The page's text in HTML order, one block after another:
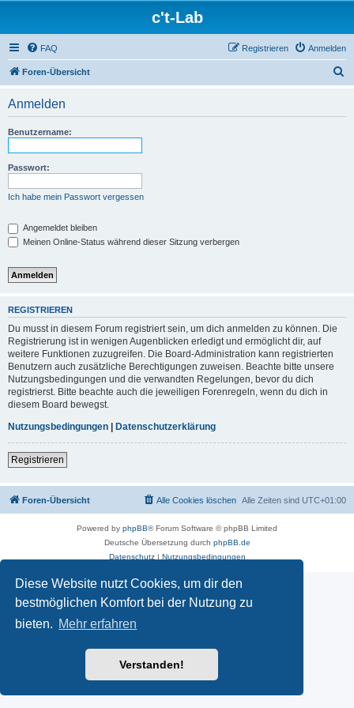
Diese Website nutzt Cookies, um dir den
bestmöglichen Komfort bei der Nutzung zu
bieten. Mehr erfahren
Verstanden!
c't-Lab
FAQ Anmelden
Registrieren
Foren-Übersicht
Anmelden
Benutzername:
Passwort:
Ich habe mein Passwort vergessen
Angemeldet bleiben
Meinen Online-Status während dieser Sitzung verbergen
REGISTRIEREN
Du musst in diesem Forum registriert sein, um dich anmelden zu können. Die
Registrierung ist in wenigen Augenblicken erledigt und ermöglicht dir, auf
weitere Funktionen zuzugreifen. Die Board-Administration kann registrierten
Benutzern auch zusätzliche Berechtigungen zuweisen. Beachte bitte unsere
Nutzungsbedingungen und die verwandten Regelungen, bevor du dich
registrierst. Bitte beachte auch die jeweiligen Forenregeln, wenn du dich in
diesem Board bewegst.
Nutzungsbedingungen | Datenschutzerklärung
Registrieren
Foren-Übersicht Alle Zeiten sind UTC+01:00
Alle Cookies löschen
Powered by phpBB® Forum Software © phpBB Limited
Deutsche Übersetzung durch phpBB.de
Datenschutz| Nutzungsbedingungen